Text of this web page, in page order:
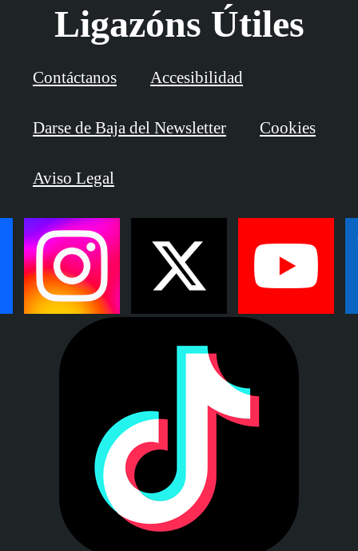
Ligazóns Útiles
Contáctanos Accesibilidad
Darse de Baja del Newsletter Cookies
Aviso Legal